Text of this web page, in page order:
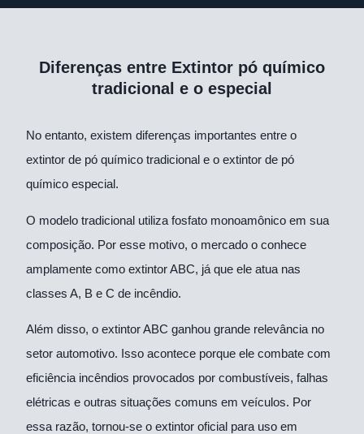
Diferenças entre Extintor pó químico
tradicional e o especial
No entanto, existem diferenças importantes entre o
extintor de pó químico tradicional e o extintor de pó
químico especial.
O modelo tradicional utiliza fosfato monoamônico em sua
composição. Por esse motivo, o mercado o conhece
amplamente como extintor ABC, já que ele atua nas
classes A, B e C de incêndio.
Além disso, o extintor ABC ganhou grande relevância no
setor automotivo. Isso acontece porque ele combate com
eficiência incêndios provocados por combustíveis, falhas
elétricas e outras situações comuns em veículos. Por
essa razão, tornou-se o extintor oficial para uso em